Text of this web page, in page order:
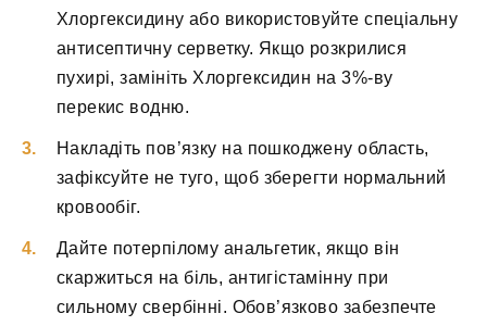
Хлоргексидину або використовуйте спеціальну
антисептичну серветку. Якщо розкрилися
пухирі, замініть Хлоргексидин на 3%-ву
перекис водню.
Накладіть пов’язку на пошкоджену область,
зафіксуйте не туго, щоб зберегти нормальний
кровообіг.
Дайте потерпілому анальгетик, якщо він
скаржиться на біль, антигістамінну при
сильному свербінні. Обов’язково забезпечте